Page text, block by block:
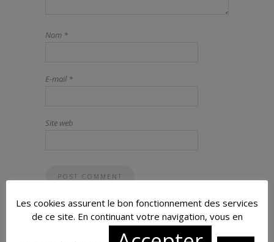
Nom *
E-mail*
Site web
Les cookies assurent le bon fonctionnement des services
de ce site. En continuant votre navigation, vous en